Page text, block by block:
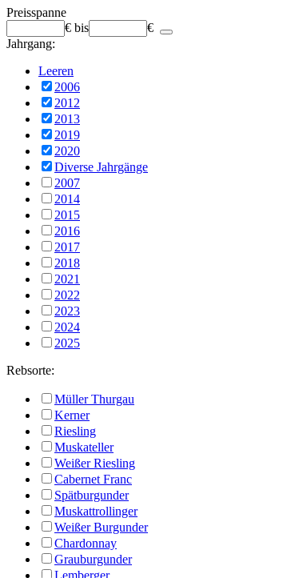
Preisspanne
€ bis
€
Jahrgang:
Leeren
2006
2012
2013
2019
2020
Diverse Jahrgänge
2007
2014
2015
2016
2017
2018
2021
2022
2023
2024
2025
Rebsorte:
Müller Thurgau
Kerner
Riesling
Muskateller
Weißer Riesling
Cabernet Franc
Spätburgunder
Muskattrollinger
Weißer Burgunder
Chardonnay
Grauburgunder
Lemberger